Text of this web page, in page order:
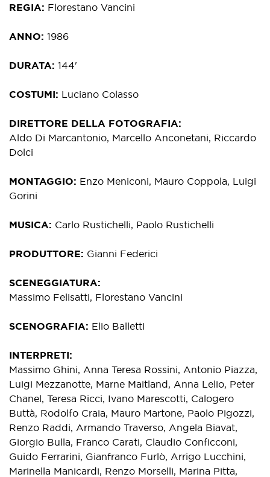
REGIA Florestano Vancini
ANNO 1986
DURATA 144'
COSTUMI Luciano Colasso
DIRETTORE DELLA FOTOGRAFIA
Aldo Di Marcantonio, Marcello Anconetani, Riccardo
Dolci
MONTAGGIO
Enzo Meniconi, Mauro Coppola, Luigi
Gorini
MUSICA Carlo Rustichelli, Paolo Rustichelli
PRODUTTORE Gianni Federici
SCENEGGIATURA
Massimo Felisatti, Florestano Vancini
SCENOGRAFIA Elio Balletti
INTERPRETI
Massimo Ghini, Anna Teresa Rossini, Antonio Piazza,
Luigi Mezzanotte, Marne Maitland, Anna Lelio, Peter
Chanel, Teresa Ricci, Ivano Marescotti, Calogero
Buttà, Rodolfo Craia, Mauro Martone, Paolo Pigozzi,
Renzo Raddi, Armando Traverso, Angela Biavat,
Giorgio Bulla, Franco Carati, Claudio Conficconi,
Guido Ferrarini, Gianfranco Furlò, Arrigo Lucchini,
Marinella Manicardi, Renzo Morselli, Marina Pitta,